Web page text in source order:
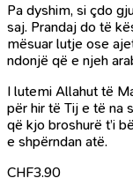
Pa dyshim, si çdo
saj. Prandaj do të
mësuar lutje ose
ndonjë që e njeh
I lutemi Allahut të
për hir të Tij e të na
që kjo broshurë t’i
e shpërndan atë.
CHF3.90